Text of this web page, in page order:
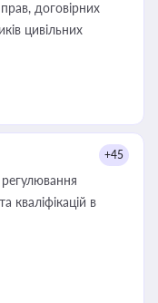
договірних
цивільних
+45
кваліфікацій в